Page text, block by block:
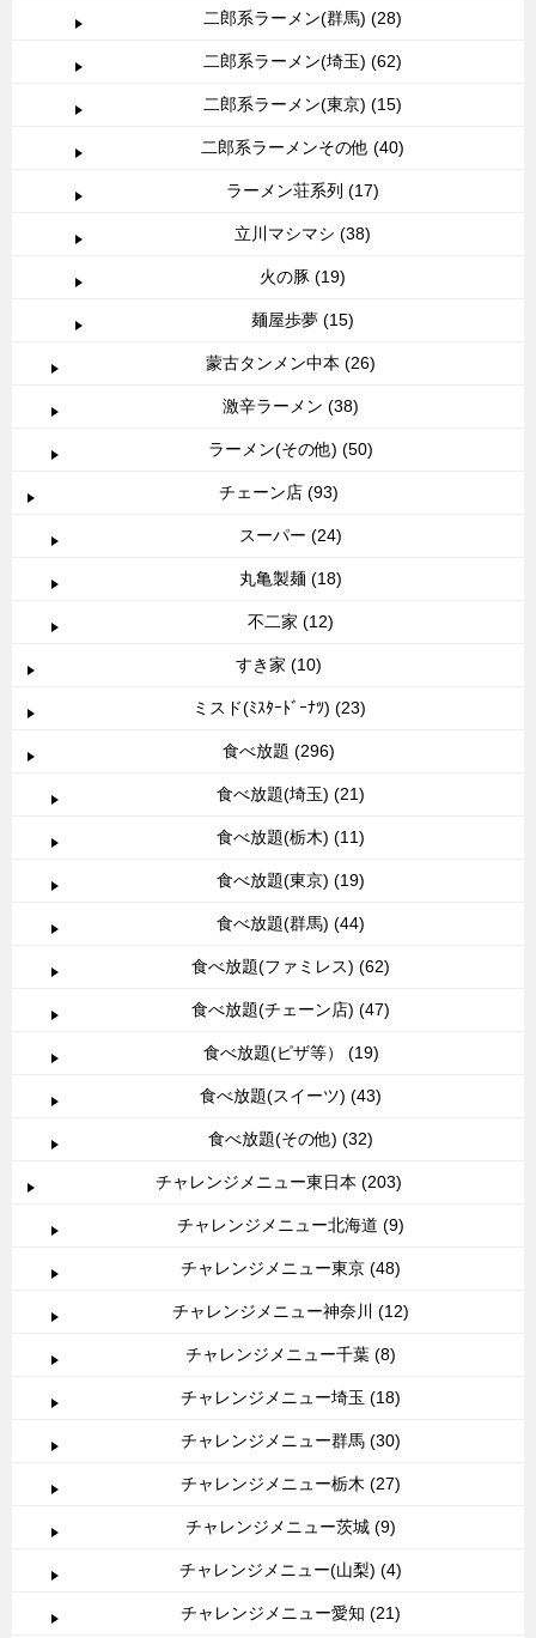
二郎系ラーメン(群馬) (28)
二郎系ラーメン(埼玉) (62)
二郎系ラーメン(東京) (15)
二郎系ラーメンその他 (40)
ラーメン荘系列 (17)
立川マシマシ (38)
火の豚 (19)
麺屋歩夢 (15)
蒙古タンメン中本 (26)
激辛ラーメン (38)
ラーメン(その他) (50)
チェーン店 (93)
スーパー (24)
丸亀製麺 (18)
不二家 (12)
すき家 (10)
ミスド(ﾐｽﾀｰﾄﾞｰﾅﾂ) (23)
食べ放題 (296)
食べ放題(埼玉) (21)
食べ放題(栃木) (11)
食べ放題(東京) (19)
食べ放題(群馬) (44)
食べ放題(ファミレス) (62)
食べ放題(チェーン店) (47)
食べ放題(ピザ等） (19)
食べ放題(スイーツ) (43)
食べ放題(その他) (32)
チャレンジメニュー東日本 (203)
チャレンジメニュー北海道 (9)
チャレンジメニュー東京 (48)
チャレンジメニュー神奈川 (12)
チャレンジメニュー千葉 (8)
チャレンジメニュー埼玉 (18)
チャレンジメニュー群馬 (30)
チャレンジメニュー栃木 (27)
チャレンジメニュー茨城 (9)
チャレンジメニュー(山梨) (4)
チャレンジメニュー愛知 (21)